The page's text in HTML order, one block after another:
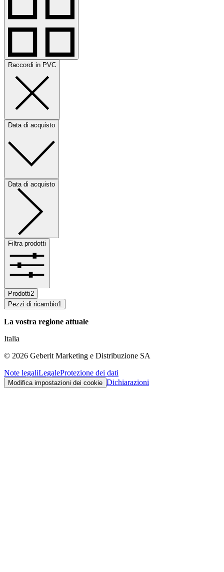
Raccordi in PVC
Data di acquisto
Data di acquisto
Filtra prodotti
Prodotti2
Pezzi di ricambio1
La vostra regione attuale
Italia
© 2026 Geberit Marketing e Distribuzione SA
Note legaliLegaleProtezione dei dati
Modifica impostazioni dei cookie Dichiarazioni